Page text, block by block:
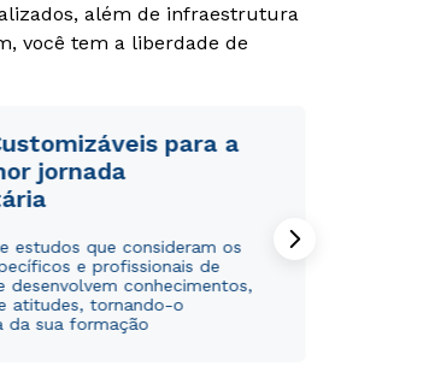
além de infraestrutura
você tem a liberdade de
para a
jornada
estudos que consideram os
e profissionais de
desenvolvem conhecimentos,
atitudes, tornando-o
da sua formação